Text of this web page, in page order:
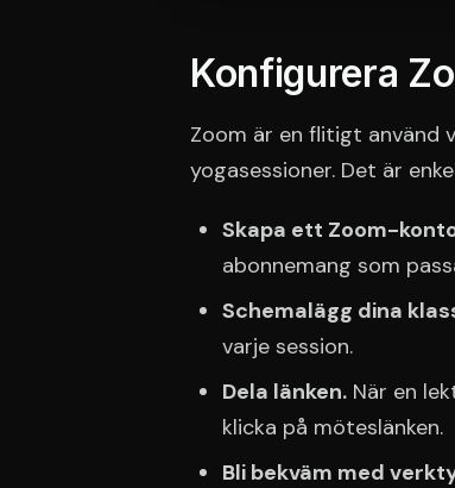
Konfigurera
Zoom är en flitigt
yogasessioner. Det är
Skapa ett Zoom-
abonnemang som
Schemalägg dina
varje session.
Dela länken. När en
klicka på möteslänken.
Bli bekväm med